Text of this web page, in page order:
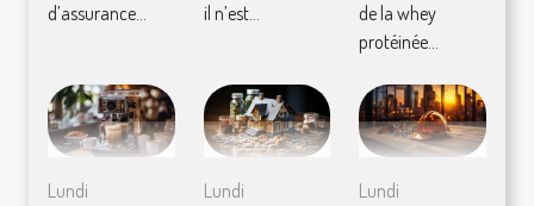
d’assurance...
il n’est...
de la whey
protéinée...
Lundi
Lundi
Lundi